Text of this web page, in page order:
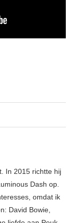
In 2015 richtte hij
Dash op.
omdat ik
David Bowie,